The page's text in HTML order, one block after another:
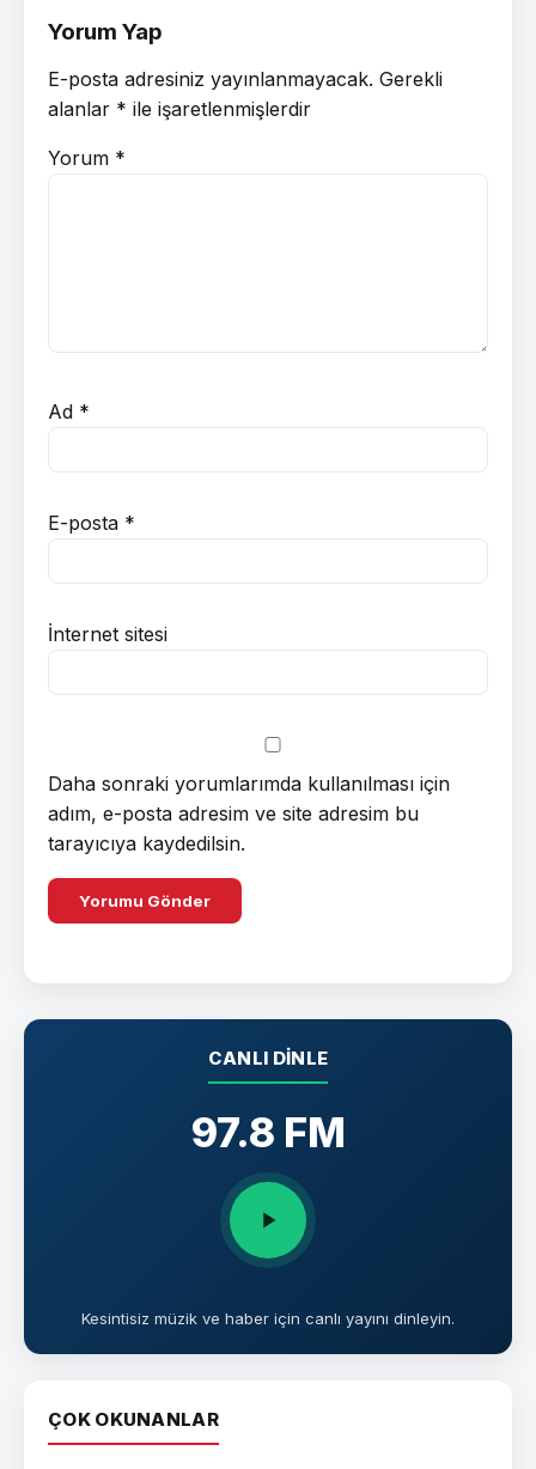
Yorum Yap
E-posta adresiniz yayınlanmayacak. Gerekli
alanlar * ile işaretlenmişlerdir
Yorum *
Ad *
E-posta *
İnternet sitesi
Daha sonraki yorumlarımda kullanılması için
adım, e-posta adresim ve site adresim bu
tarayıcıya kaydedilsin.
CANLI DINLE
97.8 FM
Kesintisiz müzik ve haber için canlı yayını dinleyin.
ÇOK OKUNANLAR